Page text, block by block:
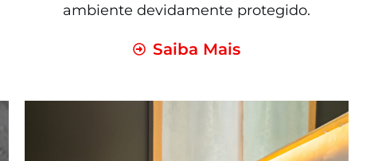
ambiente devidamente protegido.
Saiba Mais